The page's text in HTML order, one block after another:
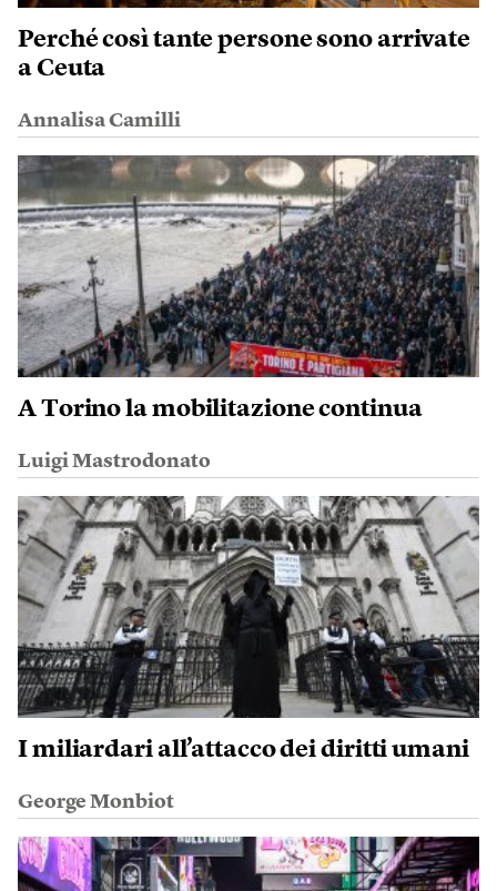
Perché così tante persone sono arrivate
a Ceuta
Annalisa Camilli
A Torino la mobilitazione continua
Luigi Mastrodonato
I miliardari all’attacco dei diritti umani
George Monbiot